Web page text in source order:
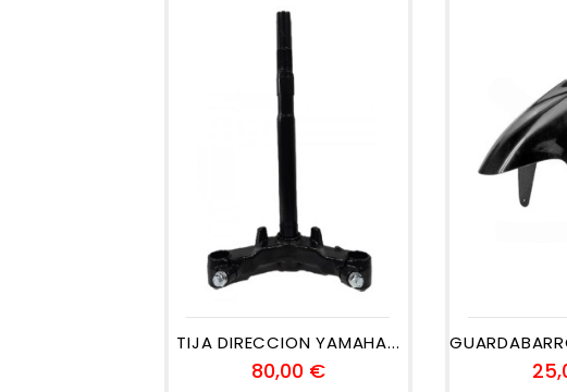
TIJA DIRECCION YAMAHA...
80,00 €Precio